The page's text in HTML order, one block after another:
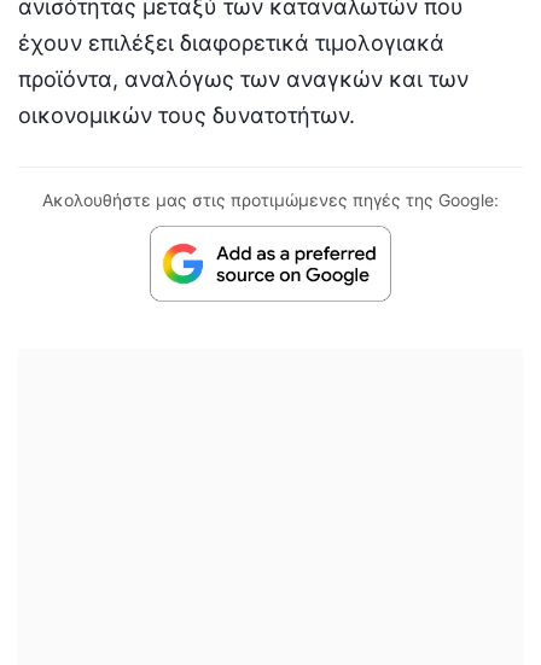
ανισότητας μεταξύ των καταναλωτών που
έχουν επιλέξει διαφορετικά τιμολογιακά
προϊόντα, αναλόγως των αναγκών και των
οικονομικών τους δυνατοτήτων.
Ακολουθήστε μας στις προτιμώμενες πηγές της Google: